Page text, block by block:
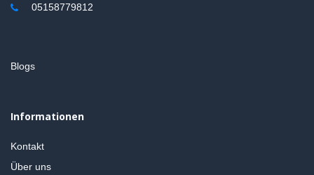
05158779812
Blogs
Informationen
Kontakt
Über uns